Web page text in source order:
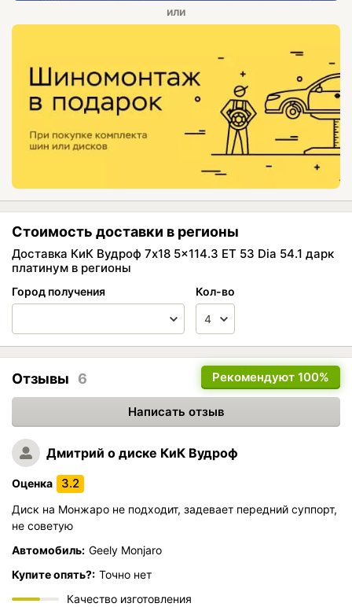
Стоимость доставки в регионы
Доставка КиК Вудроф 7x18 5x114.3 ET 53 Dia 54.1 дарк
платинум в регионы
Город получения Кол-во
Рекомендуют 100%
Отзывы 6
Написать отзыв
Дмитрий о диске КиК Вудроф
Оценка 3.2
Диск на Монжаро не подходит, задевает передний суппорт,
не советую
Автомобиль: Geely Monjaro
Купите опять?: Точно нет
Качество изготовления